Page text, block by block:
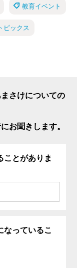
教育イベント
ピックス
さけについての
お聞きします。
ことがありま
なっているこ